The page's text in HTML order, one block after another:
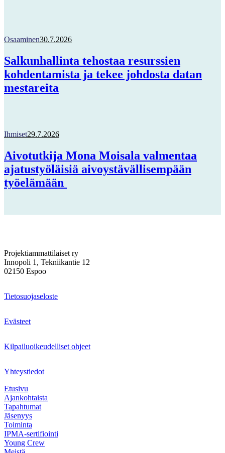
Osaaminen30.7.2026
Salkunhallinta tehostaa resurssien
kohdentamista ja tekee johdosta datan
mestareita
Ihmiset29.7.2026
Aivotutkija Mona Moisala valmentaa
ajatustyöläisiä aivoystävällisempään
työelämään
Projektiammattilaiset ry
Innopoli 1, Tekniikantie 12
02150 Espoo
Tietosuojaseloste
Evästeet
Kilpailuoikeudelliset ohjeet
Yhteystiedot
Etusivu
Ajankohtaista
Tapahtumat
Jäsenyys
Toiminta
IPMA-sertifiointi
Young Crew